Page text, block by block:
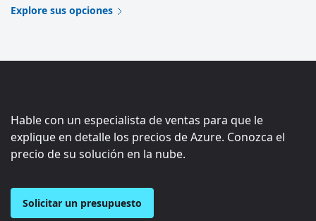
Explore sus opciones
Hable con un especialista de ventas para que le
explique en detalle los precios de Azure. Conozca el
precio de su solución en la nube.
Solicitar un presupuesto